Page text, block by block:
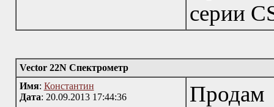
серии
Vector 22N Спектрометр
Имя: Константин
Дата: 20.09.2013 17:44:36